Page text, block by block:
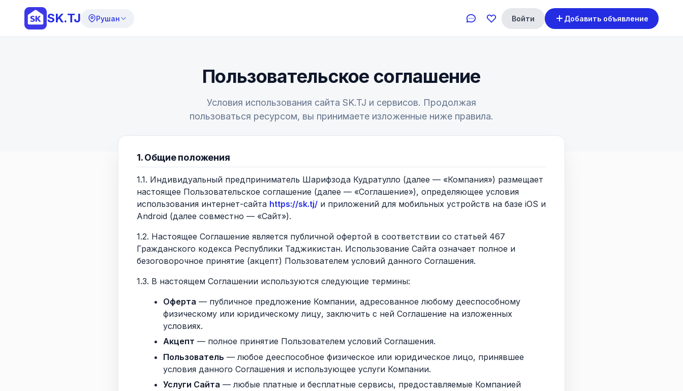
SK.TJ Рушан Войти Добавить объявление
Пользовательское соглашение
Условия использования сайта SK.TJ и сервисов. Продолжая
пользоваться ресурсом, вы принимаете изложенные ниже правила.
1. Общие положения
1.1. Индивидуальный предприниматель Шарифзода Кудратулло (далее — «Компания») размещает
настоящее Пользовательское соглашение (далее — «Соглашение»), определяющее условия
использования интернет-сайта https://sk.tj/ и приложений для мобильных устройств на базе iOS и
Android (далее совместно — «Сайт»).
1.2. Настоящее Соглашение является публичной офертой в соответствии со статьей 467
Гражданского кодекса Республики Таджикистан. Использование Сайта означает полное и
безоговорочное принятие (акцепт) Пользователем условий данного Соглашения.
1.3. В настоящем Соглашении используются следующие термины:
Оферта — публичное предложение Компании, адресованное любому дееспособному
физическому или юридическому лицу, заключить с ней Соглашение на изложенных
условиях.
Акцепт — полное принятие Пользователем условий Соглашения.
Пользователь — любое дееспособное физическое или юридическое лицо, принявшее
условия данного Соглашения и использующее услуги Компании.
Услуги Сайта — любые платные и бесплатные сервисы, предоставляемые Компанией